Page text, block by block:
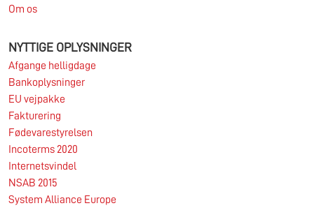
Om os
NYTTIGE OPLYSNINGER
Afgange helligdage
Bankoplysninger
EU vejpakke
Fakturering
Fødevarestyrelsen
Incoterms 2020
Internetsvindel
NSAB 2015
System Alliance Europe